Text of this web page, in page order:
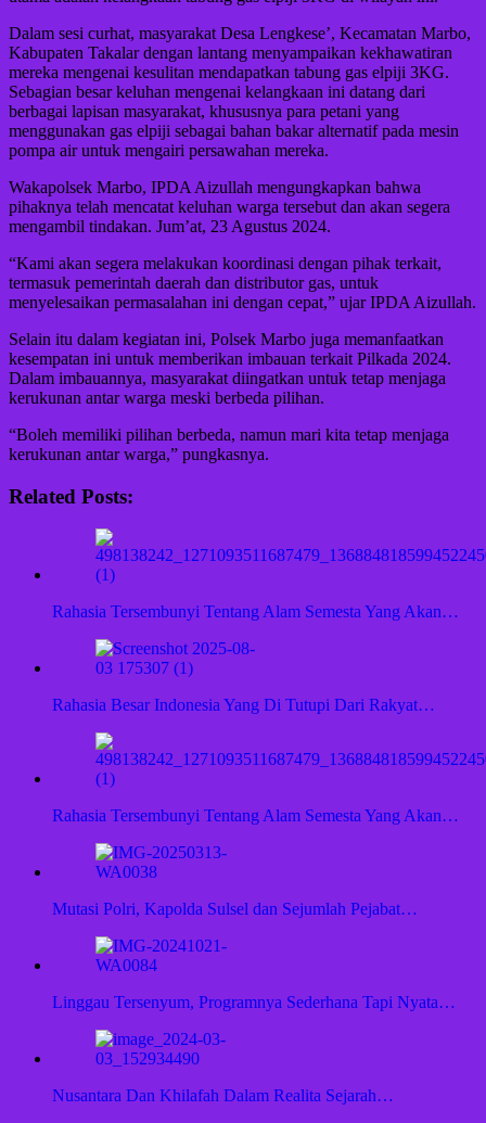
Dalam sesi curhat, masyarakat Desa Lengkese’, Kecamatan Marbo,
Kabupaten Takalar dengan lantang menyampaikan kekhawatiran
mereka mengenai kesulitan mendapatkan tabung gas elpiji 3KG.
Sebagian besar keluhan mengenai kelangkaan ini datang dari
berbagai lapisan masyarakat, khususnya para petani yang
menggunakan gas elpiji sebagai bahan bakar alternatif pada mesin
pompa air untuk mengairi persawahan mereka.
Wakapolsek Marbo, IPDA Aizullah mengungkapkan bahwa
pihaknya telah mencatat keluhan warga tersebut dan akan segera
mengambil tindakan. Jum’at, 23 Agustus 2024.
“Kami akan segera melakukan koordinasi dengan pihak terkait,
termasuk pemerintah daerah dan distributor gas, untuk
menyelesaikan permasalahan ini dengan cepat,” ujar IPDA Aizullah.
Selain itu dalam kegiatan ini, Polsek Marbo juga memanfaatkan
kesempatan ini untuk memberikan imbauan terkait Pilkada 2024.
Dalam imbauannya, masyarakat diingatkan untuk tetap menjaga
kerukunan antar warga meski berbeda pilihan.
“Boleh memiliki pilihan berbeda, namun mari kita tetap menjaga
kerukunan antar warga,” pungkasnya.
Related Posts:
Rahasia Tersembunyi Tentang Alam Semesta Yang Akan…
Rahasia Besar Indonesia Yang Di Tutupi Dari Rakyat…
Rahasia Tersembunyi Tentang Alam Semesta Yang Akan…
Mutasi Polri, Kapolda Sulsel dan Sejumlah Pejabat…
Linggau Tersenyum, Programnya Sederhana Tapi Nyata…
Nusantara Dan Khilafah Dalam Realita Sejarah…